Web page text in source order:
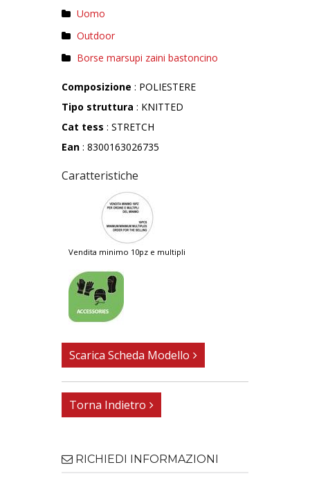
Uomo
Outdoor
Borse marsupi zaini bastoncino
Composizione : POLIESTERE
Tipo struttura : KNITTED
Cat tess : STRETCH
Ean : 8300163026735
Caratteristiche
vendita minimo 10pz e multipli
Scarica Scheda Modello
Torna Indietro
RICHIEDI INFORMAZIONI